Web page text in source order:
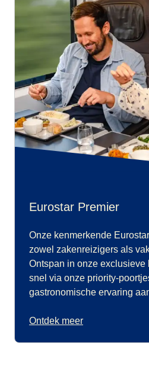
Eurostar Premier
Onze kenmerkende
zowel zakenreizigers als
Ontspan in onze exclusieve
snel via onze priority-
gastronomische ervaring
Ontdek meer